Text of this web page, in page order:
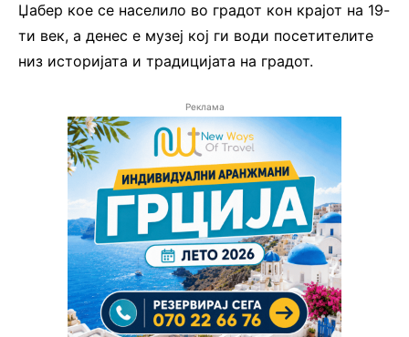
Џабер кое се населило во градот кон крајот на 19-
ти век, а денес е музеј кој ги води посетителите
низ историјата и традицијата на градот.
Реклама